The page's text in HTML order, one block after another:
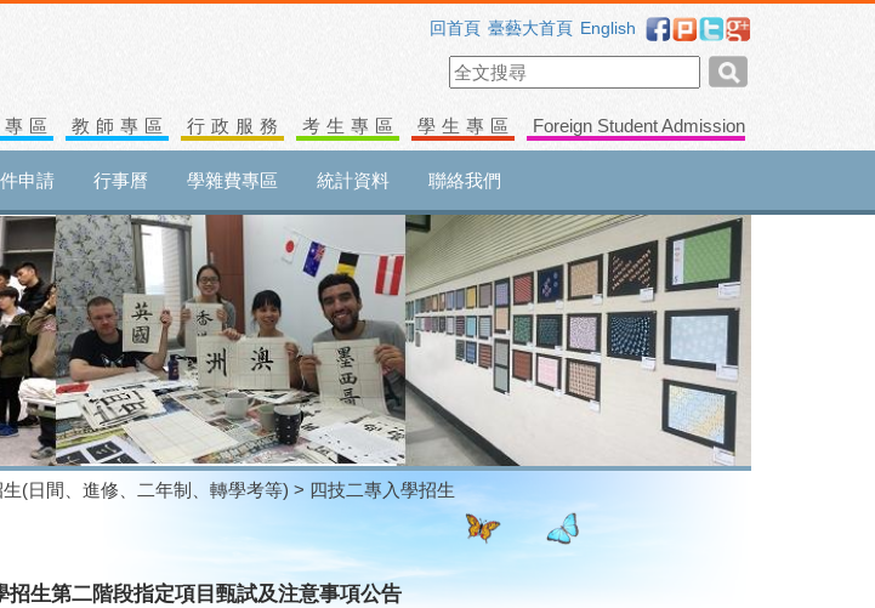
回首頁 臺藝大首頁 English
區 教師專區 行政服務 考生專區 學生專區 Foreign Student Admission
申請 行事曆 學雜費專區 統計資料 聯絡我們
(日間、進修、二年制、轉學考等) > 四技二專入學招生
招生第二階段指定項目甄試及注意事項公告